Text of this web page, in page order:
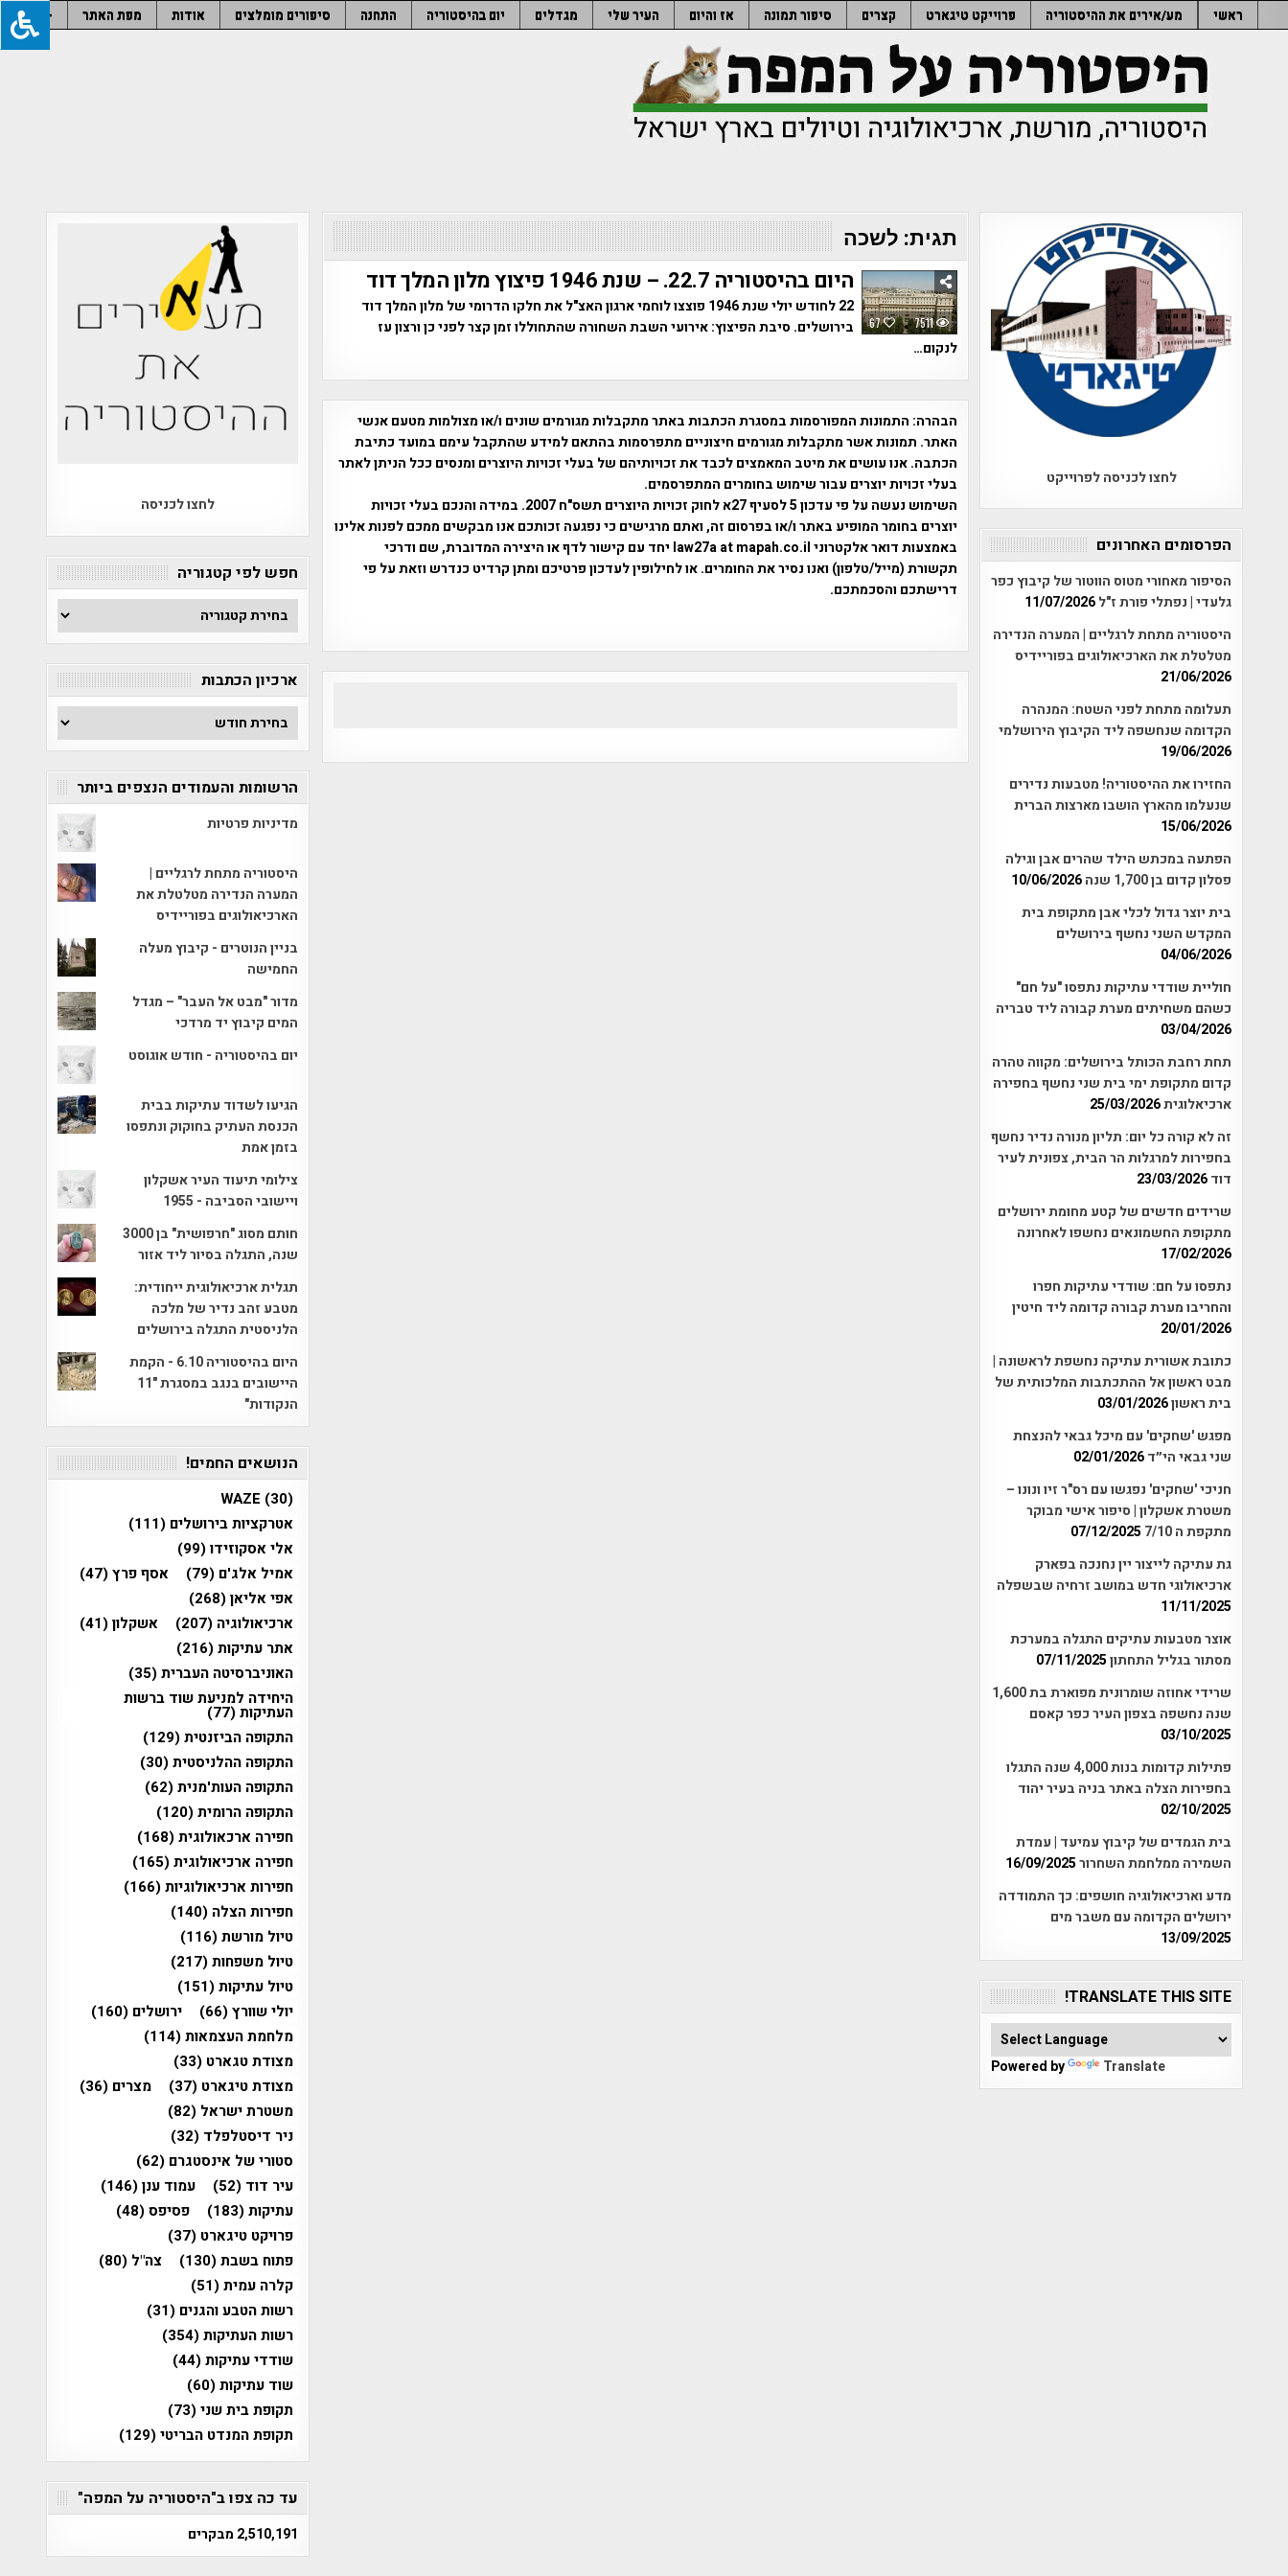
to
ראשי מע/אירים את ההיסטוריה פרוייקט טיגארט קצרים סיפור תמונה אז והיום העיר שלי מגדלים יום בהיסטוריה התחנה סיפורים מומלצים אודות מפת האתר –
תגית: לשכה
67 7511
היום בהיסטוריה 22.7. – שנת 1946 פיצוץ מלון המלך דוד
22 לחודש יולי שנת 1946 פוצצו לוחמי ארגון האצ"ל את חלקו הדרומי של מלון המלך דוד
בירושלים. סיבת הפיצוץ: אירועי השבת השחורה שהתחוללו זמן קצר לפני כן ורצון עז
לנקום…
הבהרה: התמונות המפורסמות במסגרת הכתבות באתר מתקבלות מגורמים שונים ו/או מצולמות מטעם אנשי
האתר. תמונות אשר מתקבלות מגורמים חיצוניים מתפרסמות בהתאם למידע שהתקבל עימם במועד כתיבת
הכתבה. אנו עושים את מיטב המאמצים לכבד את זכויותיהם של בעלי זכויות היוצרים ומנסים ככל הניתן לאתר
בעלי זכויות יוצרים עבור שימוש בחומרים המתפרסמים.
השימוש נעשה על פי עדכון 5 לסעיף 27א לחוק זכויות היוצרים תשס"ח 2007. במידה והנכם בעלי זכויות
יוצרים בחומר המופיע באתר ו/או בפרסום זה, ואתם מרגישים כי נפגעה זכותכם אנו מבקשים ממכם לפנות אלינו
באמצעות דואר אלקטרוני law27a at mapah.co.il יחד עם קישור לדף או היצירה המדוברת, שם ודרכי
תקשורת (מייל/טלפון) ואנו נסיר את החומרים. או לחילופין לעדכון פרטיכם ומתן קרדיט כנדרש וזאת על פי
דרישתכם והסכמתכם.
לחצו לכניסה לפרוייקט
הפרסומים האחרונים
הסיפור מאחורי מטוס הווטור של קיבוץ כפר
גלעדי | נפתלי פורת ז"ל11/07/2026
היסטוריה מתחת לרגליים | המערה הנדירה
מטלטלת את הארכיאולוגים בפוריידיס
21/06/2026
תעלומה מתחת לפני השטח: המנהרה
הקדומה שנחשפה ליד הקיבוץ הירושלמי
19/06/2026
החזירו את ההיסטוריה! מטבעות נדירים
שנעלמו מהארץ הושבו מארצות הברית
15/06/2026
הפתעה במכתש הילד שהרים אבן וגילה
פסלון קדום בן 1,700 שנה
10/06/2026
בית יוצר גדול לכלי אבן מתקופת בית
המקדש השני נחשף בירושלים
04/06/2026
חוליית שודדי עתיקות נתפסו "על חם"
כשהם משחיתים מערת קבורה ליד טבריה
03/04/2026
תחת רחבת הכותל בירושלים: מקווה טהרה
קדום מתקופת ימי בית שני נחשף בחפירה
ארכיאלוגית25/03/2026
זה לא קורה כל יום: תליון מנורה נדיר נחשף
בחפירות למרגלות הר הבית, צפונית לעיר
דוד23/03/2026
שרידים חדשים של קטע מחומת ירושלים
מתקופת החשמונאים נחשפו לאחרונה
17/02/2026
נתפסו על חם: שודדי עתיקות חפרו
והחריבו מערת קבורה קדומה ליד חיטין
20/01/2026
כתובת אשורית עתיקה נחשפת לראשונה |
מבט ראשון אל ההתכתבות המלכותית של
בית ראשון03/01/2026
מפגש 'שחקים' עם מיכל גבאי להנצחת
שני גבאי הי״ד02/01/2026
חניכי 'שחקים' נפגשו עם רס"ר זיו ונונו –
משטרת אשקלון | סיפור אישי מבוקר
מתקפת ה 7/10
07/12/2025
גת עתיקה לייצור יין נחנכה בפארק
ארכיאולוגי חדש במושב זרחיה שבשפלה
11/11/2025
אוצר מטבעות עתיקים התגלה במערכת
מסתור בגליל התחתון07/11/2025
שרידי אחוזה שומרונית מפוארת בת 1,600
שנה נחשפה בצפון העיר כפר קאסם
03/10/2025
פתילות קדומות בנות 4,000 שנה התגלו
בחפירות הצלה באתר בניה בעיר יהוד
02/10/2025
בית הגמדים של קיבוץ עמיעד | עמדת
השמירה ממלחמת השחרור16/09/2025
מדע וארכיאולוגיה חושפים: כך התמודדה
ירושלים הקדומה עם משבר מים
13/09/2025
TRANSLATE THIS SITE!
Powered by Translate
לחצו לכניסה
חפש לפי קטגוריה
חפש
לפי
קטגוריה
ארכיון הכתבות
ארכיון
הכתבות
הרשומות והעמודים הנצפים ביותר
מדיניות פרטיות
היסטוריה מתחת לרגליים |
המערה הנדירה מטלטלת את
הארכיאולוגים בפוריידיס
בניין הנוטרים - קיבוץ מעלה
החמישה
מדור "מבט אל העבר" – מגדל
המים קיבוץ יד מרדכי
יום בהיסטוריה - חודש אוגוסט
הגיעו לשדוד עתיקות בבית
הכנסת העתיק בחוקוק ונתפסו
בזמן אמת
צילומי תיעוד העיר אשקלון
ויישובי הסביבה - 1955
חותם מסוג "חרפושית" בן 3000
שנה, התגלה בסיור ליד אזור
תגלית ארכיאולוגית ייחודית:
מטבע זהב נדיר של מלכה
הלניסטית התגלה בירושלים
היום בהיסטוריה 6.10 - הקמת
היישובים בנגב במסגרת "11
הנקודות"
הנושאים החמים!
WAZE (30)
אטרקציות בירושלים (111)
אלי אסקוזידו(99)
אמיל אלג'ם (79) אסף פרץ(47)
אפי אליאן(268)
ארכיאולוגיה (207) אשקלון(41)
אתר עתיקות(216)
האוניברסיטה העברית(35)
היחידה למניעת שוד ברשות
העתיקות(77)
התקופה הביזנטית(129)
התקופה ההלניסטית(30)
התקופה העות'מנית(62)
התקופה הרומית(120)
חפירה ארכאולוגית(168)
חפירה ארכיאולוגית(165)
חפירות ארכיאולוגיות(166)
חפירות הצלה (140)
טיול מורשת(116)
טיול משפחות(217)
טיול עתיקות(151)
יולי שוורץ(66) ירושלים (160)
מלחמת העצמאות(114)
מצודת טגארט (33)
מצודת טיגארט (37) מצרים (36)
משטרת ישראל (82)
ניר דיסטלפלד (32)
סטורי של אינסטגרם (62)
עיר דוד (52) עמוד ענן(146)
עתיקות(183) פסיפס(48)
פרויקט טיגארט (37)
פתוח בשבת(130) צה"ל (80)
קלרה עמית(51)
רשות הטבע והגנים (31)
רשות העתיקות(354)
שודדי עתיקות(44)
שוד עתיקות(60)
תקופת בית שני(73)
תקופת המנדט הבריטי(129)
עד כה צפו ב"היסטוריה על המפה"
2,510,191 מבקרים